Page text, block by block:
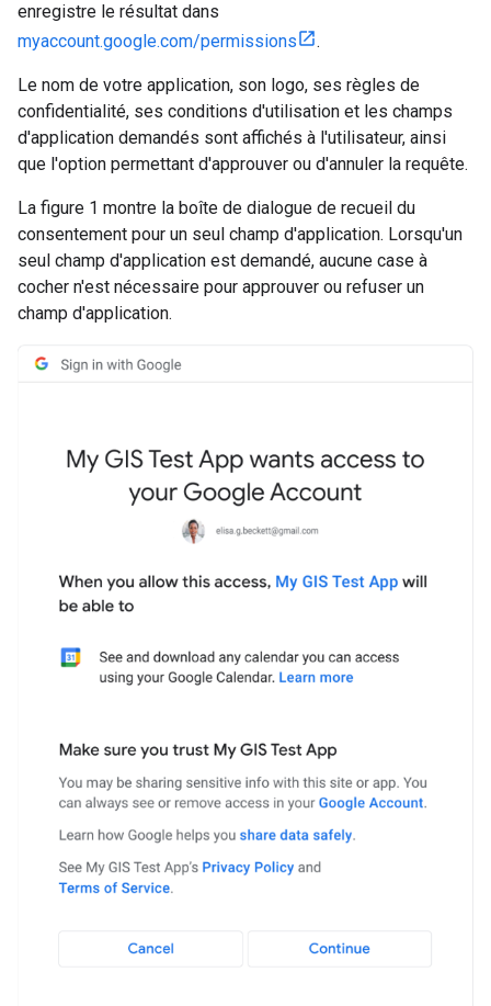
enregistre le résultat dans
myaccount.google.com/permissions
.
Le nom de votre application, son logo, ses règles de
confidentialité, ses conditions d'utilisation et les champs
d'application demandés sont affichés à l'utilisateur, ainsi
que l'option permettant d'approuver ou d'annuler la requête.
La figure 1 montre la boîte de dialogue de recueil du
consentement pour un seul champ d'application. Lorsqu'un
seul champ d'application est demandé, aucune case à
cocher n'est nécessaire pour approuver ou refuser un
champ d'application.